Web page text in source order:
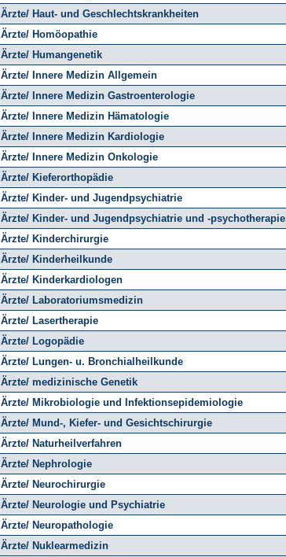
Ärzte/ Haut- und Geschlechtskrankheiten
Ärzte/ Homöopathie
Ärzte/ Humangenetik
Ärzte/ Innere Medizin Allgemein
Ärzte/ Innere Medizin Gastroenterologie
Ärzte/ Innere Medizin Hämatologie
Ärzte/ Innere Medizin Kardiologie
Ärzte/ Innere Medizin Onkologie
Ärzte/ Kieferorthopädie
Ärzte/ Kinder- und Jugendpsychiatrie
Ärzte/ Kinder- und Jugendpsychiatrie und -psychotherapie
Ärzte/ Kinderchirurgie
Ärzte/ Kinderheilkunde
Ärzte/ Kinderkardiologen
Ärzte/ Laboratoriumsmedizin
Ärzte/ Lasertherapie
Ärzte/ Logopädie
Ärzte/ Lungen- u. Bronchialheilkunde
Ärzte/ medizinische Genetik
Ärzte/ Mikrobiologie und Infektionsepidemiologie
Ärzte/ Mund-, Kiefer- und Gesichtschirurgie
Ärzte/ Naturheilverfahren
Ärzte/ Nephrologie
Ärzte/ Neurochirurgie
Ärzte/ Neurologie und Psychiatrie
Ärzte/ Neuropathologie
Ärzte/ Nuklearmedizin